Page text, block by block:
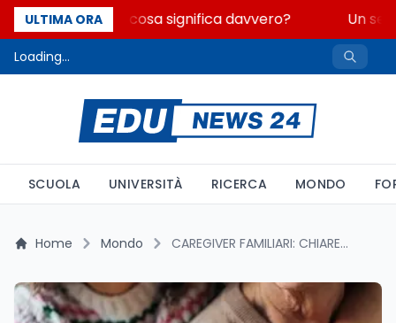
ULTIMA ORA
Fondo perduto: cosa significa davvero? Un
Loading...
SCUOLA UNIVERSITÀ RICERCA MONDO
Home Mondo CAREGIVER FAMILIARI: CHIAREZZA SUL DDL E LE PROPOSTE PER UN SOSTEGNO STRUTTURALE